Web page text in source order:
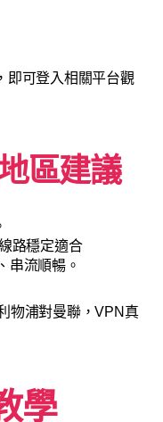
即可登入相關平台觀
區建議
路穩定適合
串流順暢。
物浦對曼聯，VPN真
學